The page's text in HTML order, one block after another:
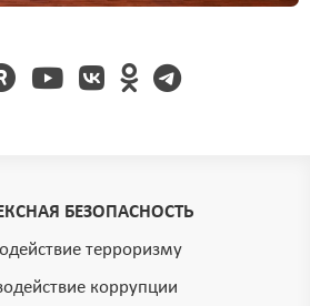
БЕЗОПАСНОСТЬ
терроризму
коррупции